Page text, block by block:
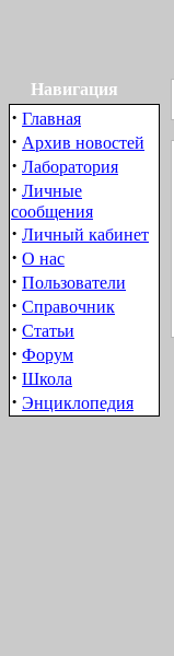
Навигация
· Главная
· Архив новостей
· Лаборатория
· Личные
сообщения
· Личный кабинет
· О нас
· Пользователи
· Справочник
· Статьи
· Форум
· Школа
· Энциклопедия